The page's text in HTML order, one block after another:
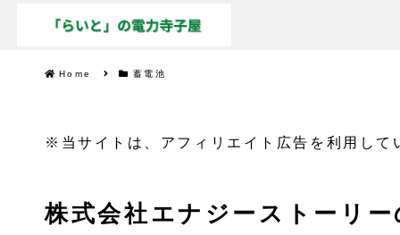
Home 蓄電池
株式会社エナジーストーリ
※当サイトは、アフィリエイト広告を利用して